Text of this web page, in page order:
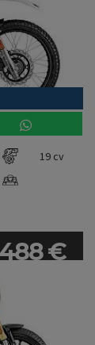
19 cv
€